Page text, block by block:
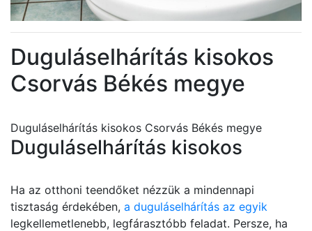
Duguláselhárítás kisokos
Csorvás Békés megye
Duguláselhárítás kisokos Csorvás Békés megye
Duguláselhárítás kisokos
Ha az otthoni teendőket nézzük a mindennapi
tisztaság érdekében, a duguláselhárítás az egyik
legkellemetlenebb, legfárasztóbb feladat. Persze, ha